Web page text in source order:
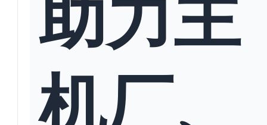
机厂、